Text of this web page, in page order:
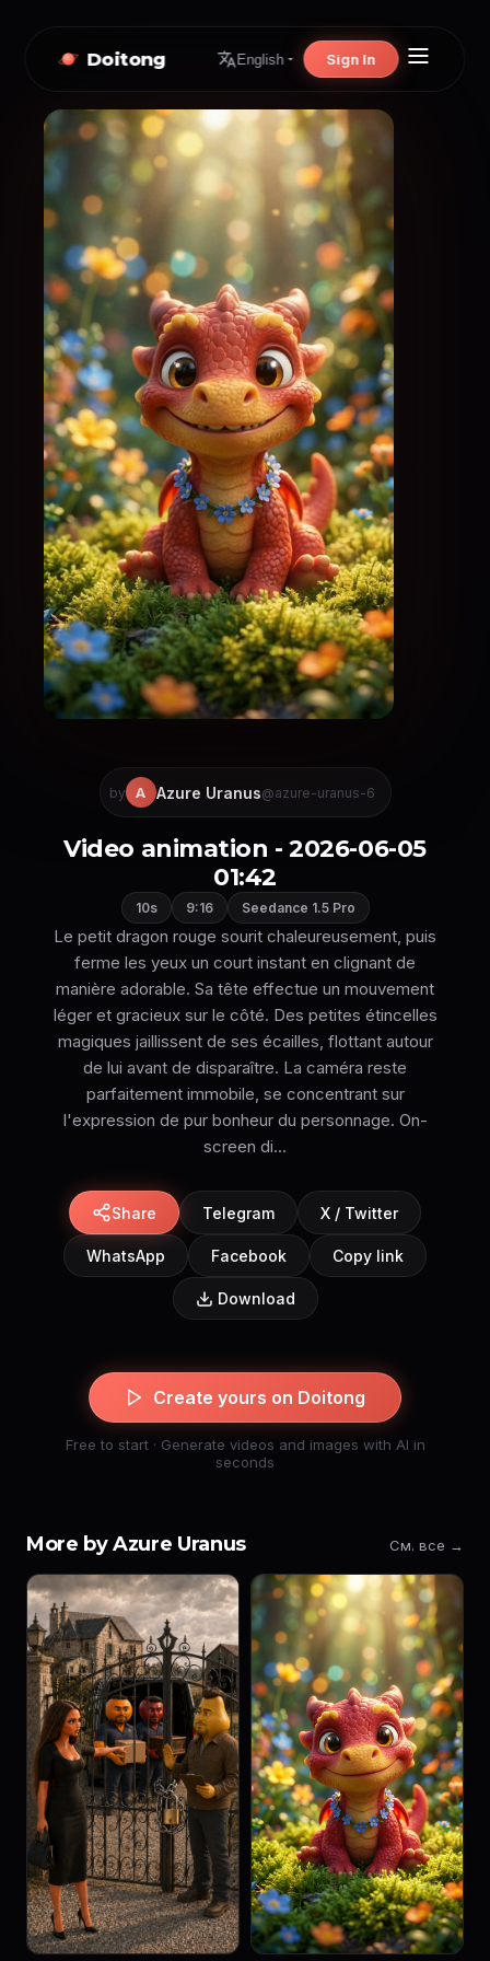
Doitong English Sign In
by A Azure Uranus@azure-uranus-6
Video animation - 2026-06-05
01:42
10s 9:16 Seedance 1.5 Pro
Le petit dragon rouge sourit chaleureusement, puis
ferme les yeux un court instant en clignant de
manière adorable. Sa tête effectue un mouvement
léger et gracieux sur le côté. Des petites étincelles
magiques jaillissent de ses écailles, flottant autour
de lui avant de disparaître. La caméra reste
parfaitement immobile, se concentrant sur
l'expression de pur bonheur du personnage. On-
screen di...
Share Telegram X / Twitter
WhatsApp Facebook Copy link
Download
Create yours on Doitong
Free to start · Generate videos and images with AI in
seconds
More by Azure Uranus См. все →